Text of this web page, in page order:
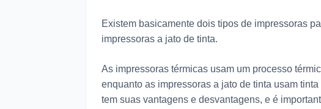
Existem basicamente dois tipos de impressoras
impressoras a jato de tinta.
As impressoras térmicas usam um processo
enquanto as impressoras a jato de tinta usam
tem suas vantagens e desvantagens, e é